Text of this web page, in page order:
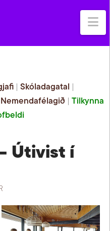
| Skóladagatal
Nemendafélagið |Tilkynna
Útivist í